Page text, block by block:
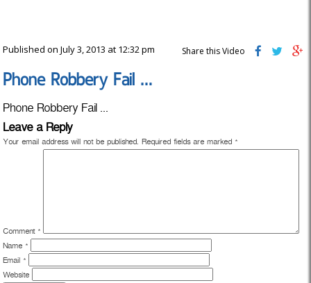
Published on July 3, 2013 at 12:32 pm Share this Video
Phone Robbery Fail …
Phone Robbery Fail ...
Leave a Reply
Your email address will not be published. Required fields are marked *
Comment *
Name *
Email *
Website